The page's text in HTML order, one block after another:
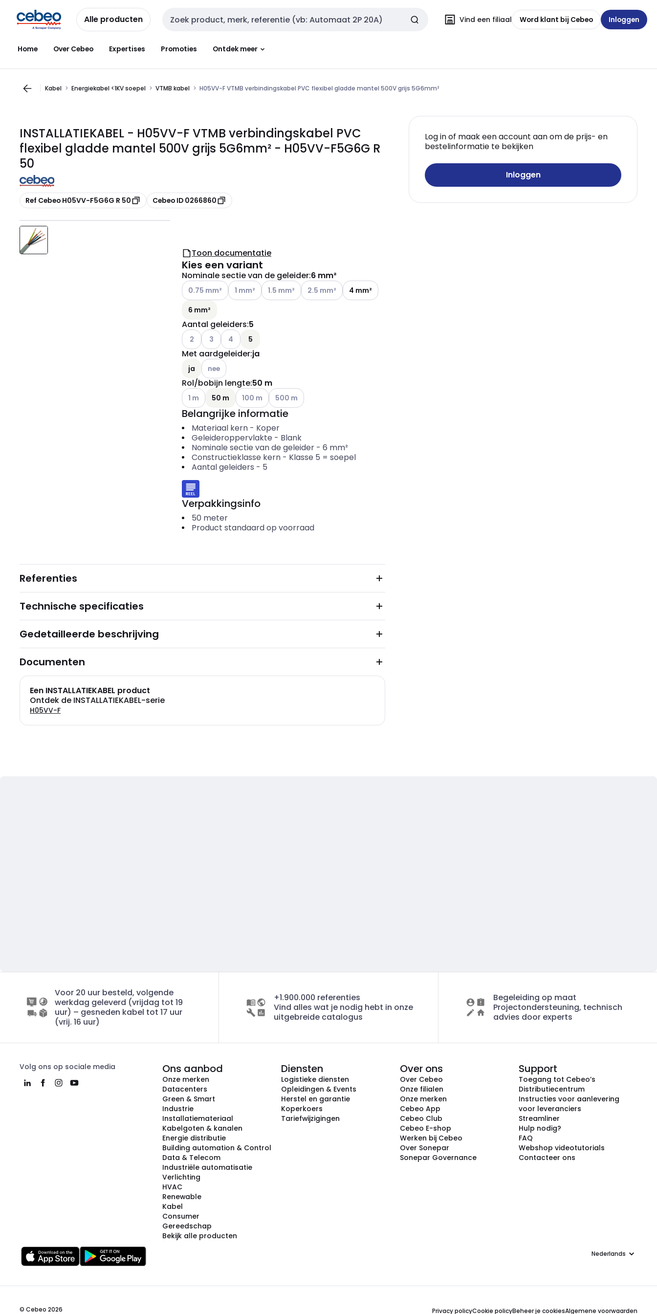
naar
navigatie
naar
inhoud
Alle producten Zoekveld invoer Vind een filiaal Word klant bij Cebeo Inloggen
Home Over Cebeo Expertises Promoties Ontdek meer
Kabel Energiekabel <1KV soepel VTMB kabel H05VV-F VTMB verbindingskabel PVC flexibel gladde mantel 500V grijs 5G6mm²
INSTALLATIEKABEL - H05VV-F VTMB verbindingskabel PVC
flexibel gladde mantel 500V grijs 5G6mm² - H05VV-F5G6G R
50
Kopiëren
Ref Cebeo H05VV-F5G6G R 50 Kopiëren
Cebeo ID 0266860
Log in of maak een account aan om de prijs- en
bestelinformatie te bekijken
Inloggen
Toon documentatie
Kies een variant
Nominale sectie van de geleider:6 mm²
Andere varianten (Huidige combinatie niet mogelijk)
0.75 mm² Andere varianten (Huidige combinatie niet mogelijk)
1 mm² Andere varianten (Huidige combinatie niet mogelijk)
1.5 mm² Andere varianten (Huidige combinatie niet mogelijk)
2.5 mm²
4 mm²
6 mm²
Aantal geleiders:5
Andere varianten (Huidige combinatie niet mogelijk)
2 Andere varianten (Huidige combinatie niet mogelijk)
3 Andere varianten (Huidige combinatie niet mogelijk)
4 5
Met aardgeleider:ja
ja Andere varianten (Huidige combinatie niet mogelijk)
nee
Rol/bobijn lengte:50 m
Andere varianten (Huidige combinatie niet mogelijk)
1 m 50 m Andere varianten (Huidige combinatie niet mogelijk)
100 m Andere varianten (Huidige combinatie niet mogelijk)
500 m
Belangrijke informatie
Materiaal kern- Koper
Geleideroppervlakte - Blank
Nominale sectie van de geleider- 6 mm²
Constructieklasse kern- Klasse 5 = soepel
Aantal geleiders - 5
Verpakkingsinfo
50 meter
Product standaard op voorraad
Referenties
Technische specificaties
Gedetailleerde beschrijving
Documenten
Een INSTALLATIEKABEL product
Ontdek de INSTALLATIEKABEL-serie
H05VV-F
Voor 20 uur besteld, volgende
werkdag geleverd (vrijdag tot 19
uur) – gesneden kabel tot 17 uur
(vrij. 16 uur)
+1.900.000 referenties
Vind alles wat je nodig hebt in onze
uitgebreide catalogus
Begeleiding op maat
Projectondersteuning, technisch
advies door experts
Volg ons op sociale media Ons aanbod
Onze merken
Datacenters
Green & Smart
Industrie
Installatiemateriaal
Kabelgoten & kanalen
Energie distributie
Building automation & Control
Data & Telecom
Industriële automatisatie
Verlichting
HVAC
Renewable
Kabel
Consumer
Gereedschap
Bekijk alle producten
Diensten
Logistieke diensten
Opleidingen & Events
Herstel en garantie
Koperkoers
Tariefwijzigingen
Over ons
Over Cebeo
Onze filialen
Onze merken
Cebeo App
Cebeo Club
Cebeo E-shop
Werken bij Cebeo
Over Sonepar
Sonepar Governance
Support
Toegang tot Cebeo’s
Distributiecentrum
Instructies voor aanlevering
voor leveranciers
Streamliner
Hulp nodig?
FAQ
Webshop videotutorials
Contacteer ons
Taal
© Cebeo 2026 Privacy policyCookie policyBeheer je cookiesAlgemene voorwaarden